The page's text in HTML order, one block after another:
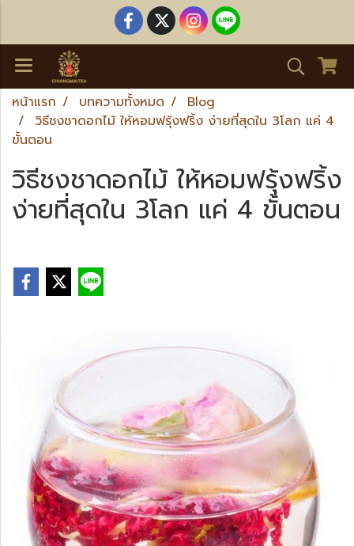
หน้าแรก บทความทั้งหมด
Blog
วิธีชงชาดอกไม้ ให้หอมฟรุ้งฟริ้ง ง่ายที่สุดใน 3โลก แค่ 4
ขั้นตอน
วิธีชงชาดอกไม้ ให้หอมฟรุ้งฟริ้ง
ง่ายที่สุดใน 3โลก แค่ 4 ขั้นตอน